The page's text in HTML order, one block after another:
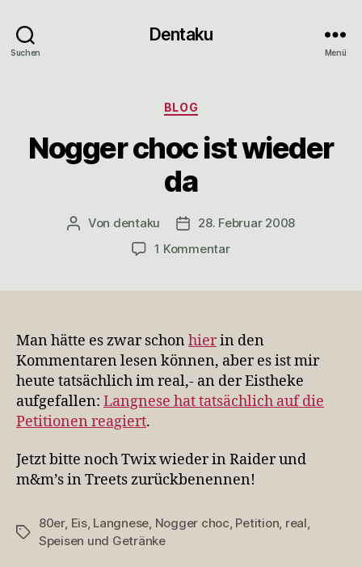
Suchen
Dentaku
Menü
Kategorien
BLOG
Nogger choc ist wieder
da
Beitragsautor
Von dentaku Veröffentlichungsdatum
28. Februar 2008
1 Kommentarzu
da
Man hätte es zwar schon hierin den
Kommentaren lesen können, aber es ist mir
heute tatsächlich im real,- an der Eistheke
aufgefallen: Langnese hat tatsächlich auf die
Petitionen reagiert.
Jetzt bitte noch Twix wieder in Raider und
m&m’s in Treets zurückbenennen!
Schlagwörter
80er, Eis, Langnese, Nogger choc, Petition, real,
Speisen und Getränke